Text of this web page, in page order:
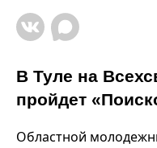
В Туле на
пройдет
Областной